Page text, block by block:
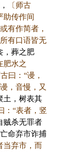
〔师古
助传作间
有作简者，
有口语皆无
，葬之肥
肥水之
古曰：“谩，
，音慢，又
土，树表其
：“表者，竖
贼杀无罪者
命弃市诈捕
当弃市，而